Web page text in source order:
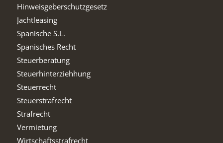
Hinweisgeberschutzgesetz
Jachtleasing
Spanische S.L.
Spanisches Recht
Steuerberatung
Steuerhinterziehhung
Steuerrecht
Steuerstrafrecht
Strafrecht
Vermietung
Wirtschaftsstrafrecht